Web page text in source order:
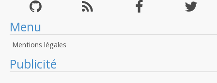
Menu
Mentions légales
Publicité